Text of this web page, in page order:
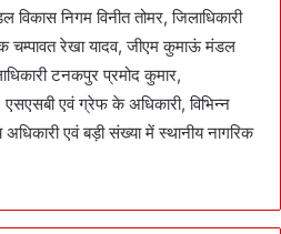
निगम विनीत तोमर, जिलाधिकारी
चम्पावत रेखा यादव, जीएम कुमाऊं मंडल
टनकपुर प्रमोद कुमार,
एवं ग्रेफ के अधिकारी, विभिन्न
एवं बड़ी संख्या में स्थानीय नागरिक